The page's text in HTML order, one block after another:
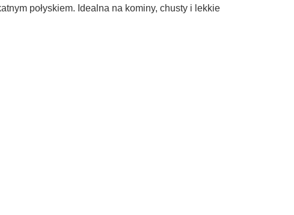
do koszyka
połyskiem. Idealna na kominy, chusty i lekkie